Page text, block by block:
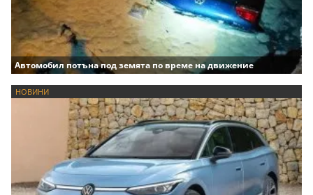
Автомобил потъна под земята по време на движение
НОВИНИ